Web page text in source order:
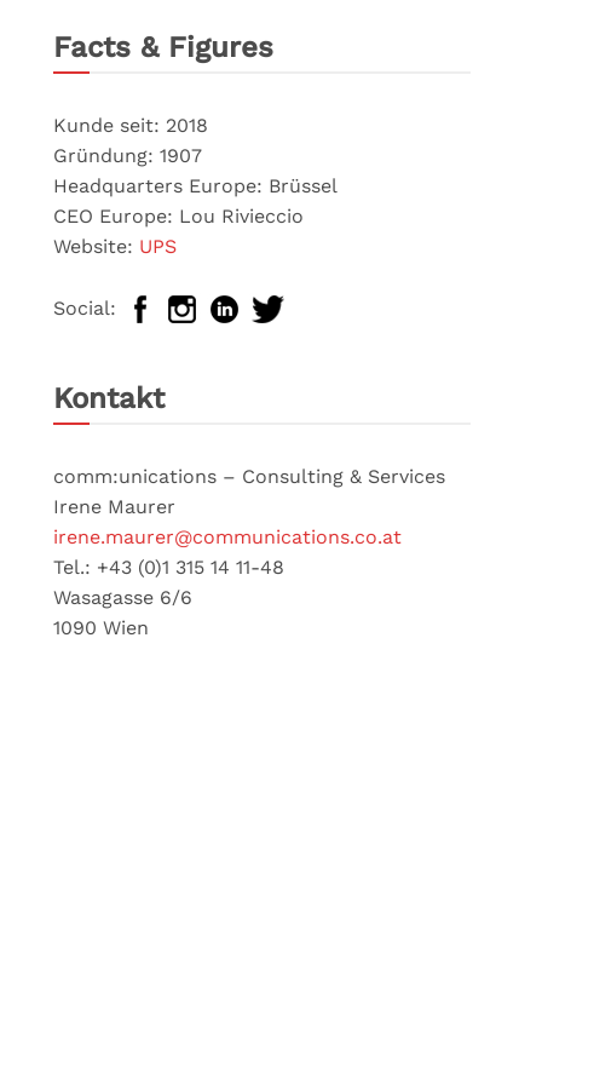
Facts & Figures
Kunde seit: 2018
Gründung: 1907
Headquarters Europe: Brüssel
CEO Europe: Lou Rivieccio
Website: UPS
Social:
Kontakt
comm:unications – Consulting & Services
Irene Maurer
irene.maurer@communications.co.at
Tel.: +43 (0)1 315 14 11-48
Wasagasse 6/6
1090 Wien